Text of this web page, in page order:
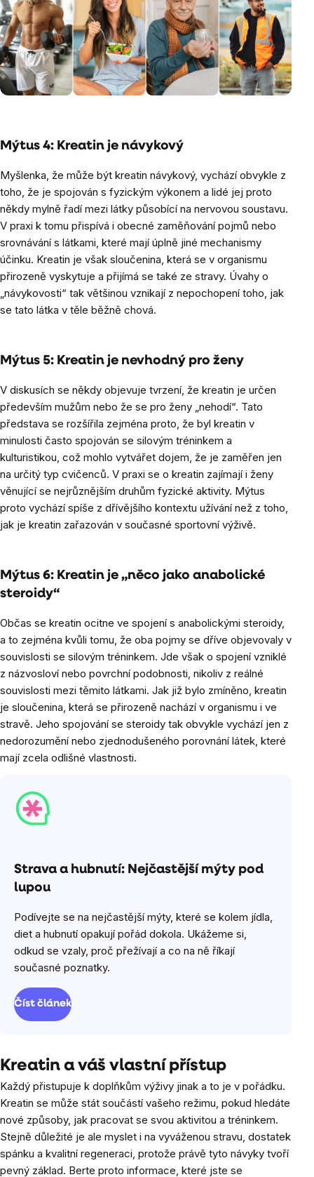
Mýtus 4: Kreatin je návykový
Myšlenka, že může být kreatin návykový, vychází obvykle z
toho, že je spojován s fyzickým výkonem a lidé jej proto
někdy mylně řadí mezi látky působící na nervovou soustavu.
V praxi k tomu přispívá i obecné zaměňování pojmů nebo
srovnávání s látkami, které mají úplně jiné mechanismy
účinku. Kreatin je však sloučenina, která se v organismu
přirozeně vyskytuje a přijímá se také ze stravy. Úvahy o
„návykovosti“ tak většinou vznikají z nepochopení toho, jak
se tato látka v těle běžně chová.
Mýtus 5: Kreatin je nevhodný pro ženy
V diskusích se někdy objevuje tvrzení, že kreatin je určen
především mužům nebo že se pro ženy „nehodí“. Tato
představa se rozšířila zejména proto, že byl kreatin v
minulosti často spojován se silovým tréninkem a
kulturistikou, což mohlo vytvářet dojem, že je zaměřen jen
na určitý typ cvičenců. V praxi se o kreatin zajímají i ženy
věnující se nejrůznějším druhům fyzické aktivity. Mýtus
proto vychází spíše z dřívějšího kontextu užívání než z toho,
jak je kreatin zařazován v současné sportovní výživě.
Mýtus 6: Kreatin je „něco jako anabolické
steroidy“
Občas se kreatin ocitne ve spojení s anabolickými steroidy,
a to zejména kvůli tomu, že oba pojmy se dříve objevovaly v
souvislosti se silovým tréninkem. Jde však o spojení vzniklé
z názvosloví nebo povrchní podobnosti, nikoliv z reálné
souvislosti mezi těmito látkami. Jak již bylo zmíněno, kreatin
je sloučenina, která se přirozeně nachází v organismu i ve
stravě. Jeho spojování se steroidy tak obvykle vychází jen z
nedorozumění nebo zjednodušeného porovnání látek, které
mají zcela odlišné vlastnosti.
Strava a hubnutí: Nejčastější mýty pod
lupou
Podívejte se na nejčastější mýty, které se kolem jídla,
diet a hubnutí opakují pořád dokola. Ukážeme si,
odkud se vzaly, proč přežívají a co na ně říkají
současné poznatky.
Číst článek
Kreatin a váš vlastní přístup
Každý přistupuje k doplňkům výživy jinak a to je v pořádku.
Kreatin se může stát součástí vašeho režimu, pokud hledáte
nové způsoby, jak pracovat se svou aktivitou a tréninkem.
Stejně důležité je ale myslet i na vyváženou stravu, dostatek
spánku a kvalitní regeneraci, protože právě tyto návyky tvoří
pevný základ. Berte proto informace, které jste se